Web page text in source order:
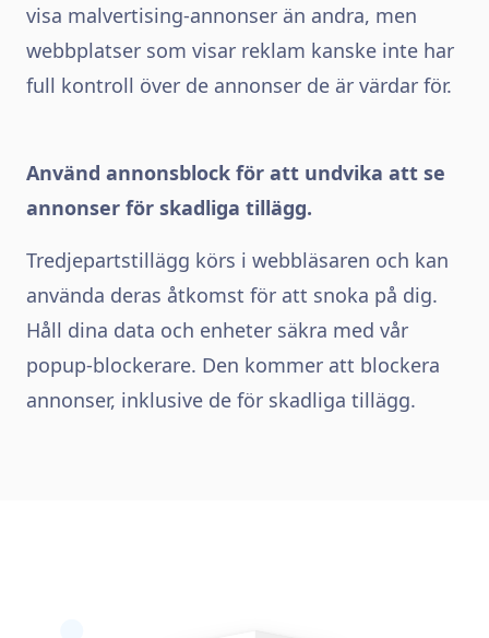
visa malvertising-annonser än andra, men
webbplatser som visar reklam kanske inte har
full kontroll över de annonser de är värdar för.
Använd annonsblock för att undvika att se
annonser för skadliga tillägg.
Tredjepartstillägg körs i webbläsaren och kan
använda deras åtkomst för att snoka på dig.
Håll dina data och enheter säkra med vår
popup-blockerare. Den kommer att blockera
annonser, inklusive de för skadliga tillägg.